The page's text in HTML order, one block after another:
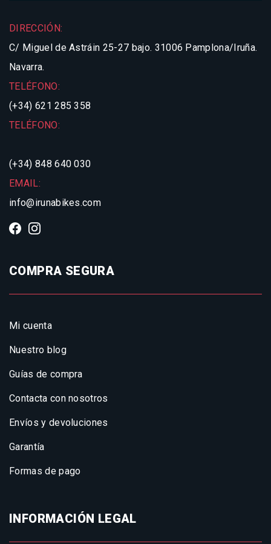
DIRECCIÓN:
C/ Miguel de Astráin 25-27 bajo. 31006 Pamplona/Iruña.
Navarra.
TELÉFONO:
(+34) 621 285 358
TELÉFONO:
(+34) 848 640 030
EMAIL:
info@irunabikes.com
COMPRA SEGURA
Mi cuenta
Nuestro blog
Guías de compra
Contacta con nosotros
Envíos y devoluciones
Garantía
Formas de pago
INFORMACIÓN LEGAL